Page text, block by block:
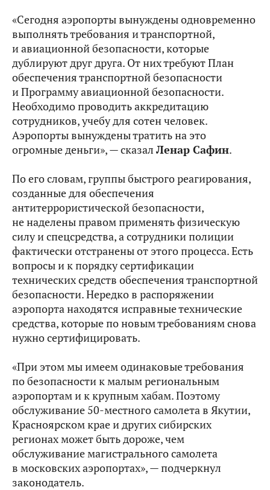
«Сегодня аэропорты вынуждены одновременно
выполнять требования и транспортной,
и авиационной безопасности, которые
дублируют друг друга. От них требуют План
обеспечения транспортной безопасности
и Программу авиационной безопасности.
Необходимо проводить аккредитацию
сотрудников, учебу для сотен человек.
Аэропорты вынуждены тратить на это
огромные деньги», — сказал Ленар Сафин.
По его словам, группы быстрого реагирования,
созданные для обеспечения
антитеррористической безопасности,
не наделены правом применять физическую
силу и спецсредства, а сотрудники полиции
фактически отстранены от этого процесса. Есть
вопросы и к порядку сертификации
технических средств обеспечения транспортной
безопасности. Нередко в распоряжении
аэропорта находятся исправные технические
средства, которые по новым требованиям снова
нужно сертифицировать.
«При этом мы имеем одинаковые требования
по безопасности к малым региональным
аэропортам и к крупным хабам. Поэтому
обслуживание 50-местного самолета в Якутии,
Красноярском крае и других сибирских
регионах может быть дороже, чем
обслуживание магистрального самолета
в московских аэропортах», — подчеркнул
законодатель.